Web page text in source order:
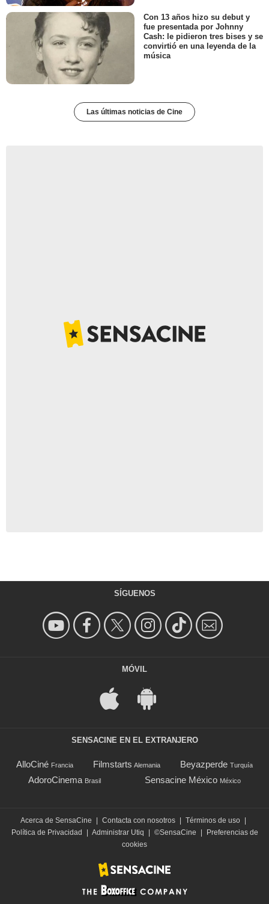
Con 13 años hizo su debut y
fue presentada por Johnny
Cash: le pidieron tres bises y se
convirtió en una leyenda de la
música
Las últimas noticias de Cine
SÍGUENOS
MÓVIL
SENSACINE EN EL EXTRANJERO
AlloCiné Francia Filmstarts Alemania Beyazperde Turquía
AdoroCinema Brasil Sensacine México México
Acerca de SensaCine Contacta con nosotros Términos de uso
Política de Privacidad
Administrar Utiq ©SensaCine
Preferencias de
cookies